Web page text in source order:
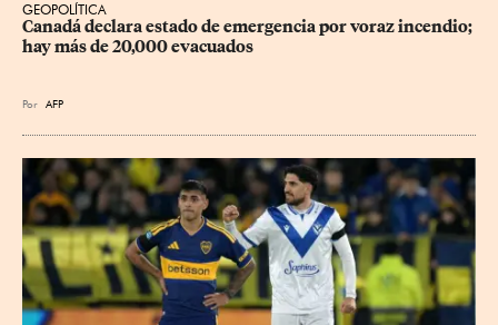
GEOPOLÍTICA
Canadá declara estado de emergencia por voraz incendio;
hay más de 20,000 evacuados
Por AFP